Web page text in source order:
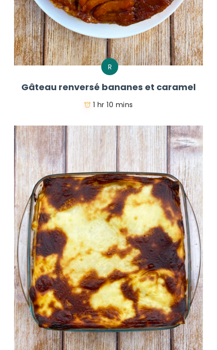
R
Gâteau renversé bananes et caramel
1 hr 10 mins